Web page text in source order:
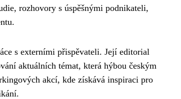
rozhovory s úspěšnými podnikateli,
s externími přispěvateli. Její editorial
aktuálních témat, která hýbou českým
akcí, kde získává inspiraci pro